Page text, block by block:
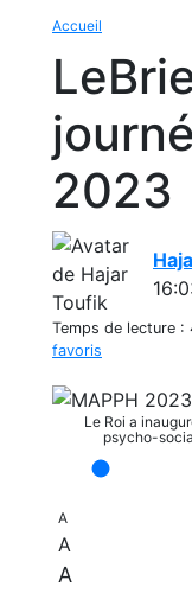
Accueil
2023
Temps de lecture :
favoris
Le Roi a
psycho-
A
A
A